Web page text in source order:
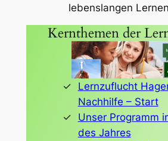
lebenslangen
Kernthemen der
Lernzuflucht
Nachhilfe – Start
Unser Programm
des Jahres